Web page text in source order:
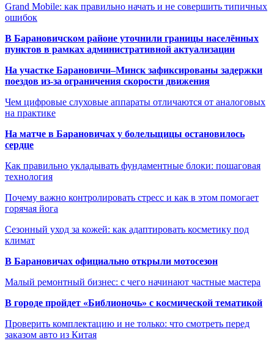
Grand Mobile: как правильно начать и не совершить типичных
ошибок
В Барановичском районе уточнили границы населённых
пунктов в рамках административной актуализации
На участке Барановичи–Минск зафиксированы задержки
поездов из-за ограничения скорости движения
Чем цифровые слуховые аппараты отличаются от аналоговых
на практике
На матче в Барановичах у болельщицы остановилось
сердце
Как правильно укладывать фундаментные блоки: пошаговая
технология
Почему важно контролировать стресс и как в этом помогает
горячая йога
Сезонный уход за кожей: как адаптировать косметику под
климат
В Барановичах официально открыли мотосезон
Малый ремонтный бизнес: с чего начинают частные мастера
В городе пройдет «Библионочь» с космической тематикой
Проверить комплектацию и не только: что смотреть перед
заказом авто из Китая